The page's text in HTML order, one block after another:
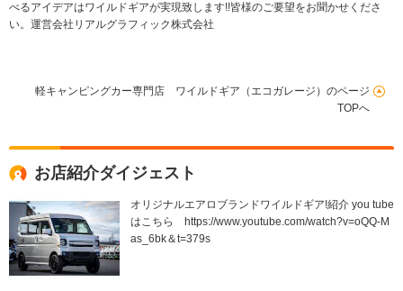
べるアイデアはワイルドギアが実現致します!!皆様のご要望をお聞かせくださ
い。運営会社リアルグラフィック株式会社
軽キャンピングカー専門店 ワイルドギア（エコガレージ）のページ
TOPへ
お店紹介ダイジェスト
オリジナルエアロブランドワイルドギア!紹介 you tube
はこちら https://www.youtube.com/watch?v=oQQ-M
as_6bk＆t=379s